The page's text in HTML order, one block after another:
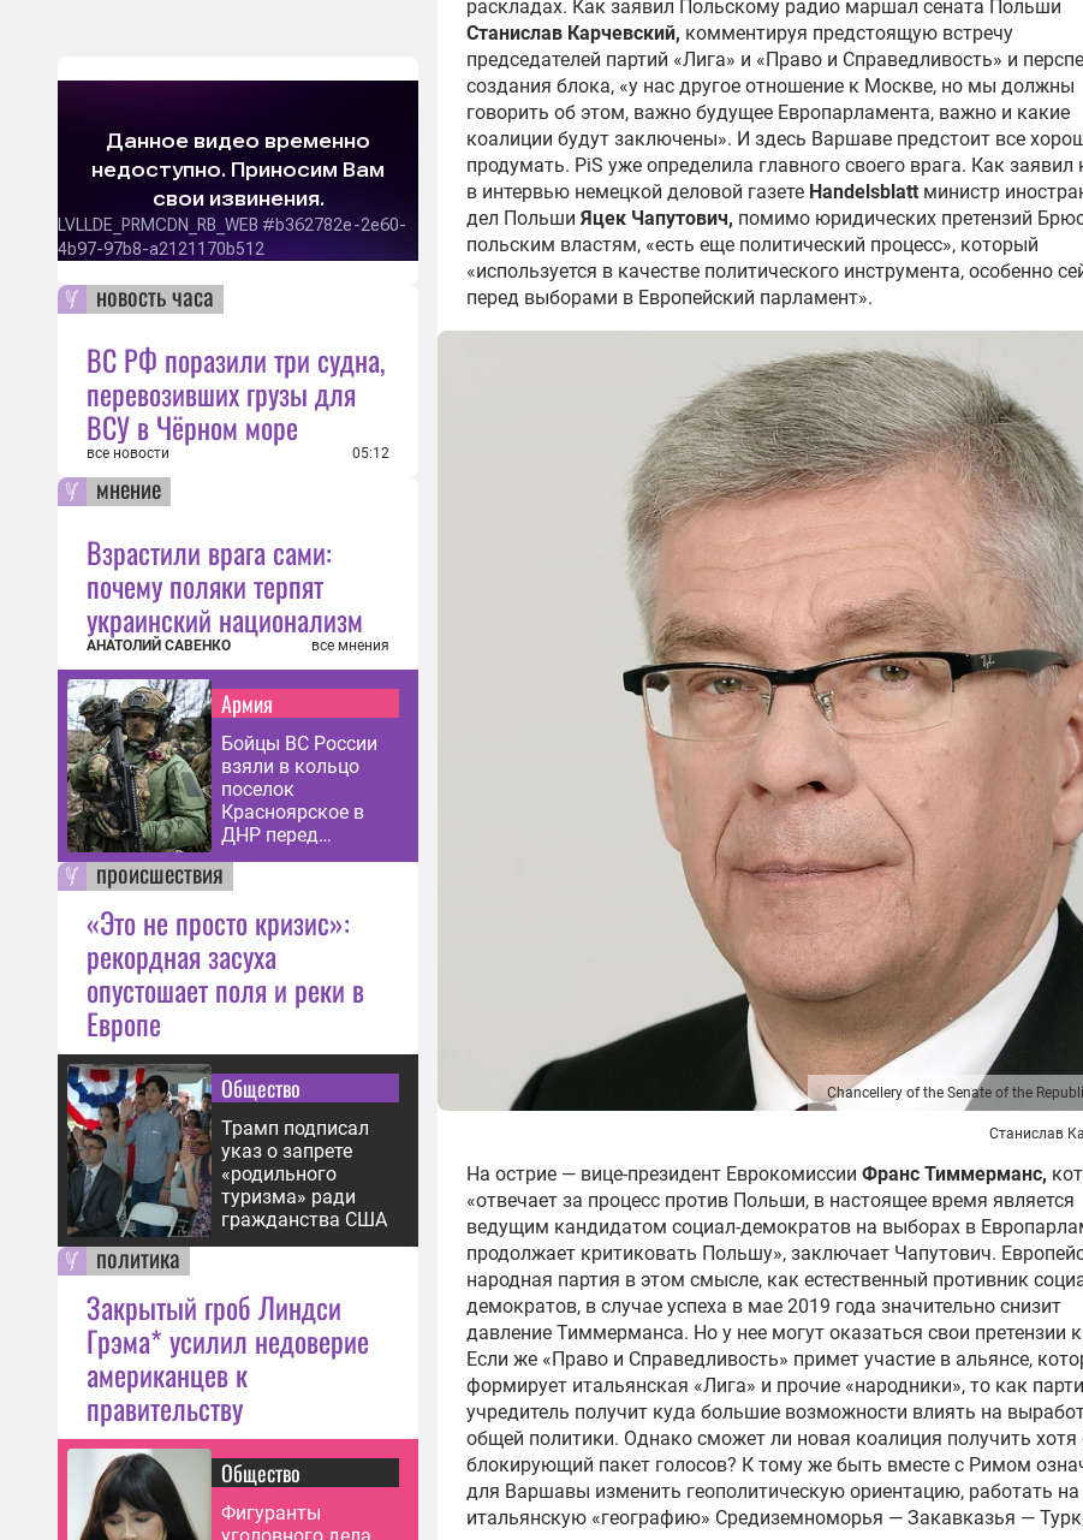
новость часа
ВС РФ поразили три судна,
перевозивших грузы для
ВСУ в Чёрном море
все новости 05:12
мнение
Взрастили врага сами:
почему поляки терпят
украинский национализм
АНАТОЛИЙ САВЕНКО все мнения
Армия
Бойцы ВС России
взяли в кольцо
поселок
Красноярское в
ДНР перед
зачисткой
происшествия
«Это не просто кризис»:
рекордная засуха
опустошает поля и реки в
Европе
Общество
Трамп подписал
указ о запрете
«родильного
туризма» ради
гражданства США
политика
Закрытый гроб Линдси
Грэма* усилил недоверие
американцев к
правительству
Общество
Фигуранты
раскладах. Как заявил Польскому радио маршал сената Польши
Станислав Карчевский, комментируя предстоящую встречу
председателей партий «Лига» и «Право и Справедливость» и
создания блока, «у нас другое отношение к Москве, но мы должны
говорить об этом, важно будущее Европарламента, важно и какие
коалиции будут заключены». И здесь Варшаве предстоит все
продумать. PiS уже определила главного своего врага. Как заявил
в интервью немецкой деловой газете Handelsblatt министр
дел Польши Яцек Чапутович, помимо юридических претензий
польским властям, «есть еще политический процесс», который
«используется в качестве политического инструмента, особенно
перед выборами в Европейский парламент».
Chancellery of the Senate of the
Станислав
На острие — вице-президент Еврокомиссии Франс Тиммерманс,
«отвечает за процесс против Польши, в настоящее время является
ведущим кандидатом социал-демократов на выборах в
продолжает критиковать Польшу», заключает Чапутович.
народная партия в этом смысле, как естественный противник
демократов, в случае успеха в мае 2019 года значительно снизит
давление Тиммерманса. Но у нее могут оказаться свои претензии
Если же «Право и Справедливость» примет участие в альянсе,
формирует итальянская «Лига» и прочие «народники», то как
учредитель получит куда большие возможности влиять на
общей политики. Однако сможет ли новая коалиция получить хотя
блокирующий пакет голосов? К тому же быть вместе с Римом
для Варшавы изменить геополитическую ориентацию, работать на
итальянскую «географию» Средиземноморья — Закавказья —